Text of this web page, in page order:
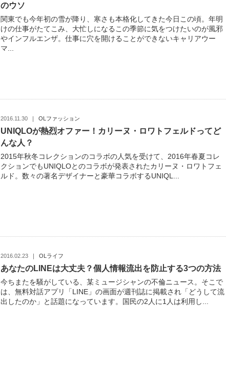
のウソ
関東でも今年初の雪が降り、寒さも本格化してきた今日この頃。年明
けの仕事がたてこみ、大忙しになるこの季節に気をつけたいのが風邪
やインフルエンザ。仕事に穴を開けることができないキャリアウー
マ...
2016.11.30 OLファッション
UNIQLOが熱烈オファー！カリーヌ・ロワトフェルドってど
んな人？
2015年秋冬コレクションのコラボの人気を受けて、2016年春夏コレ
クションでもUNIQLOとのコラボが発表されたカリーヌ・ロワトフェ
ルド。数々の著名デザイナーと豪華コラボするUNIQL...
2016.02.23 OLライフ
あなたのLINEは大丈夫？個人情報流出を防止する3つの方法
今ちまたを騒がしている、某ミュージシャンの不倫ニュース。そこで
は、無料対話アプリ「LINE」の画面が週刊誌に掲載され「どうして流
出したのか」と話題になっています。国民の2人に1人は利用し...